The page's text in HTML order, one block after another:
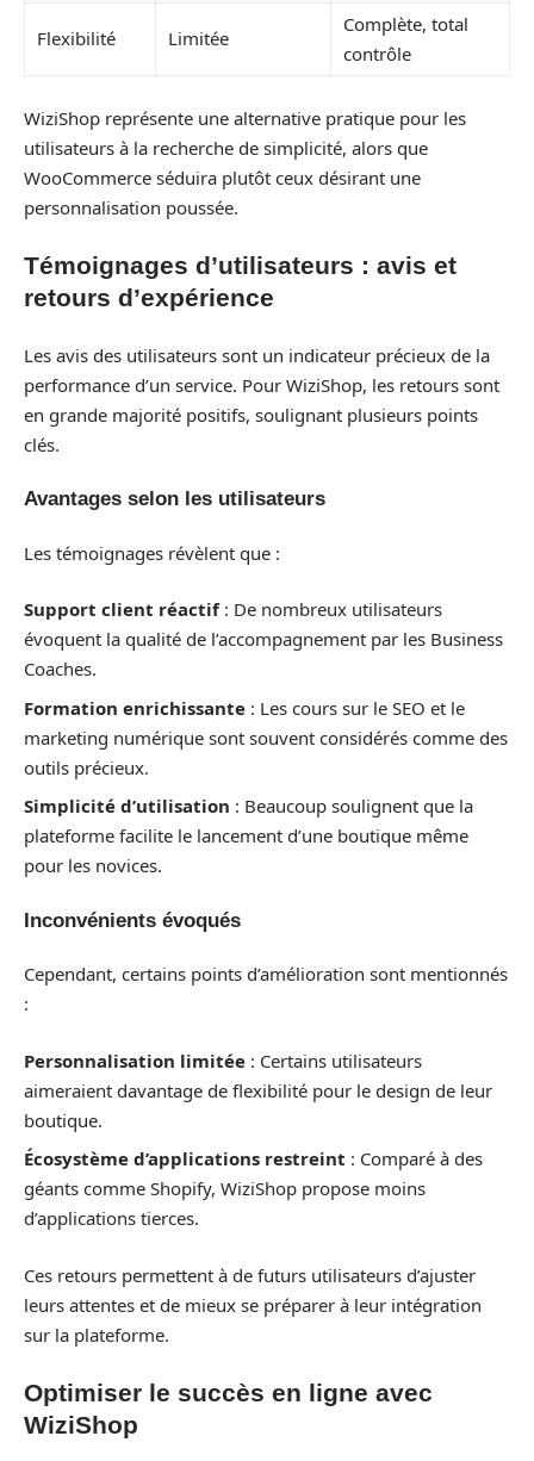
Flexibilité Limitée
Complète, total
contrôle
WiziShop représente une alternative pratique pour les
utilisateurs à la recherche de simplicité, alors que
WooCommerce séduira plutôt ceux désirant une
personnalisation poussée.
Témoignages d’utilisateurs : avis et
retours d’expérience
Les avis des utilisateurs sont un indicateur précieux de la
performance d’un service. Pour WiziShop, les retours sont
en grande majorité positifs, soulignant plusieurs points
clés.
Avantages selon les utilisateurs
Les témoignages révèlent que :
Support client réactif: De nombreux utilisateurs
évoquent la qualité de l’accompagnement par les Business
Coaches.
Formation enrichissante : Les cours sur le SEO et le
marketing numérique sont souvent considérés comme des
outils précieux.
Simplicité d’utilisation : Beaucoup soulignent que la
plateforme facilite le lancement d’une boutique même
pour les novices.
Inconvénients évoqués
Cependant, certains points d’amélioration sont mentionnés
:
Personnalisation limitée : Certains utilisateurs
aimeraient davantage de flexibilité pour le design de leur
boutique.
Écosystème d’applications restreint : Comparé à des
géants comme Shopify, WiziShop propose moins
d’applications tierces.
Ces retours permettent à de futurs utilisateurs d’ajuster
leurs attentes et de mieux se préparer à leur intégration
sur la plateforme.
Optimiser le succès en ligne avec
WiziShop